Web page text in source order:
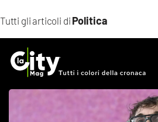
Tutti gli articoli di Politica